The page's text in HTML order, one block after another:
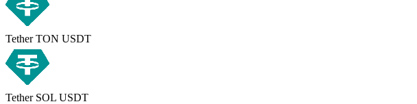
Tether TON USDT
Tether SOL USDT